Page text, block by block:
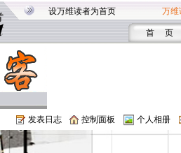
设万维读者为首页 万维
首 页
发表日志 控制面板 个人相册